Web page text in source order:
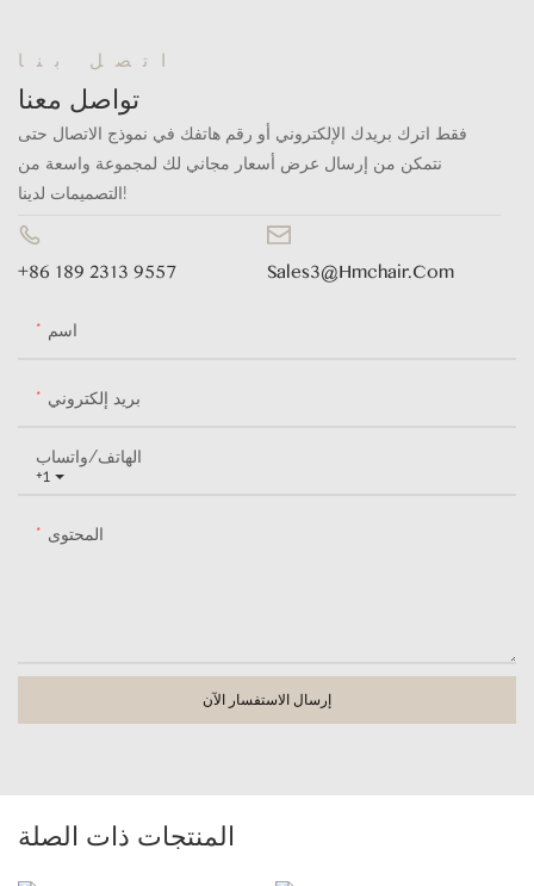
اتصل بنا
تواصل معنا
فقط اترك بريدك الإلكتروني أو رقم هاتفك في نموذج الاتصال حتى
نتمكن من إرسال عرض أسعار مجاني لك لمجموعة واسعة من
التصميمات لدينا!
+86 189 2313 9557 Sales3@hmchair.com
اسم
بريد إلكتروني
+1
الهاتف/واتساب
المحتوى
إرسال الاستفسار الآن
المنتجات ذات الصلة